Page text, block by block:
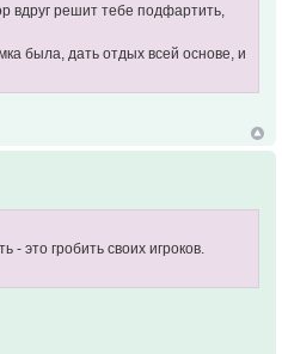
вдруг решит тебе подфартить,
была, дать отдых всей основе, и
это гробить своих игроков.